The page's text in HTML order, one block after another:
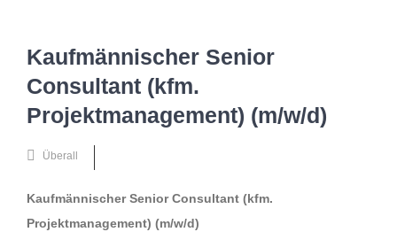
Kaufmännischer Senior
Consultant (kfm.
Projektmanagement) (m/w/d)
Überall
Kaufmännischer Senior Consultant (kfm.
Projektmanagement) (m/w/d)